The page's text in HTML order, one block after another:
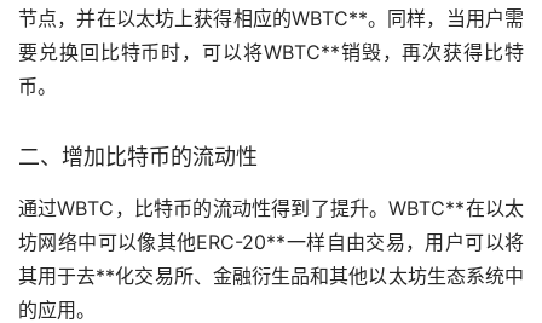
节点，并在以太坊上获得相应的WBTC**。同样，当用户需
要兑换回比特币时，可以将WBTC**销毁，再次获得比特
币。
二、增加比特币的流动性
通过WBTC，比特币的流动性得到了提升。WBTC**在以太
坊网络中可以像其他ERC-20**一样自由交易，用户可以将
其用于去**化交易所、金融衍生品和其他以太坊生态系统中
的应用。